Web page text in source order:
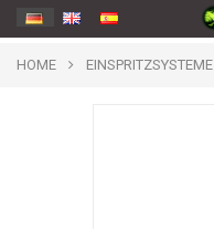
HOME EINSPRITZSYSTEME